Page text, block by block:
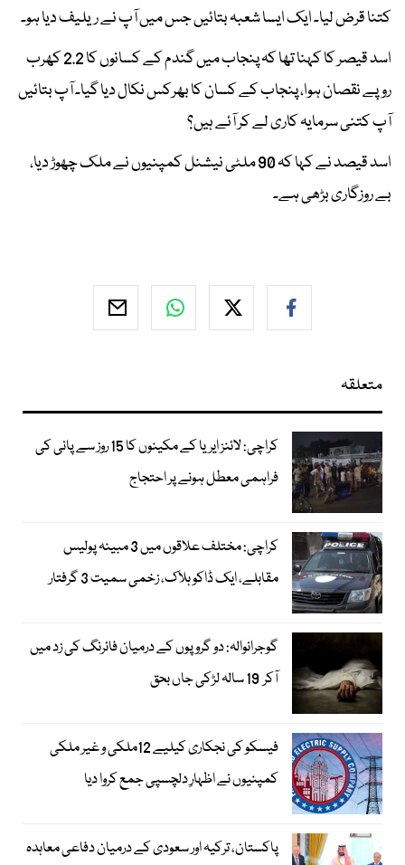
کتنا قرض لیا۔ ایک ایسا شعبہ بتائیں جس میں آپ نے ریلیف دیا ہو۔
اسد قیصر کا کہنا تھا کہ پنجاب میں گندم کے کسانوں کا 2.2 کھرب
روپے نقصان ہوا، پنجاب کے کسان کا بھرکس نکال دیا گیا۔ آپ بتائیں
آپ کتنی سرمایہ کاری لے کر آئے ہیں؟
اسد قیصد نے کہا کہ 90 ملٹی نیشنل کمپنیوں نے ملک چھوڑ دیا،
بے روزگاری بڑھی ہے۔
متعلقہ
کراچی: لائنز ایریا کے مکینوں کا 15 روز سے پانی کی
فراہمی معطل ہونے پر احتجاج
کراچی: مختلف علاقوں میں 3 مبینہ پولیس
مقابلے، ایک ڈاکو ہلاک، زخمی سمیت 3 گرفتار
گوجرانوالہ: دو گروپوں کے درمیان فائرنگ کی زد میں
آکر 19 سالہ لڑکی جاں بحق
فیسکو کی نجکاری کیلیے 12ملکی و غیر ملکی
کمپنیوں نے اظہارِ دلچسپی جمع کروا دیا
پاکستان، ترکیہ اور سعودی کے درمیان دفاعی معاہدہ